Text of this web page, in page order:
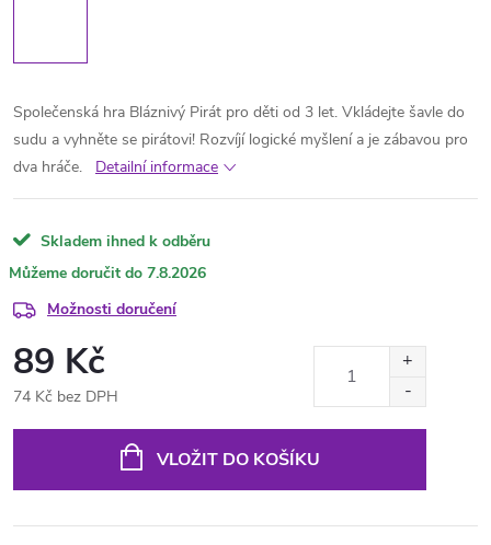
Společenská hra Bláznivý Pirát pro děti od 3 let. Vkládejte šavle do
sudu a vyhněte se pirátovi! Rozvíjí logické myšlení a je zábavou pro
dva hráče.
Detailní informace
Skladem ihned k odběru
7.8.2026
Možnosti doručení
89 Kč
74 Kč bez DPH
VLOŽIT DO KOŠÍKU